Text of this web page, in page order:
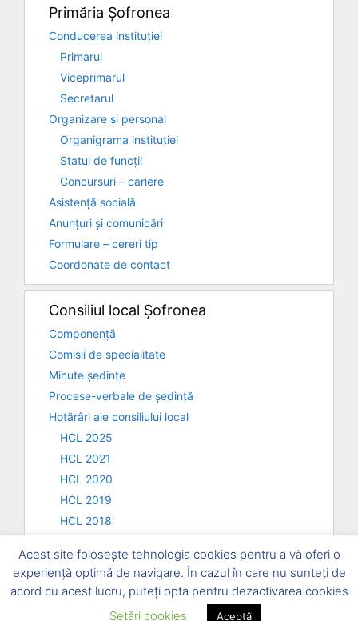
Primăria Șofronea
Conducerea instituției
Primarul
Viceprimarul
Secretarul
Organizare și personal
Organigrama instituției
Statul de funcții
Concursuri – cariere
Asistență socială
Anunțuri și comunicări
Formulare – cereri tip
Coordonate de contact
Consiliul local Șofronea
Componență
Comisii de specialitate
Minute ședințe
Procese-verbale de ședință
Hotărâri ale consiliului local
HCL 2025
HCL 2021
HCL 2020
HCL 2019
HCL 2018
© 2026, Primăria Comunei Șofronea și Consiliul local
Acest site folosește tehnologia cookies pentru a vă oferi o
experiență optimă de navigare. În cazul în care nu sunteți de
acord cu acest lucru, puteți opta pentru dezactivarea cookies
Setări cookies
Aceptă